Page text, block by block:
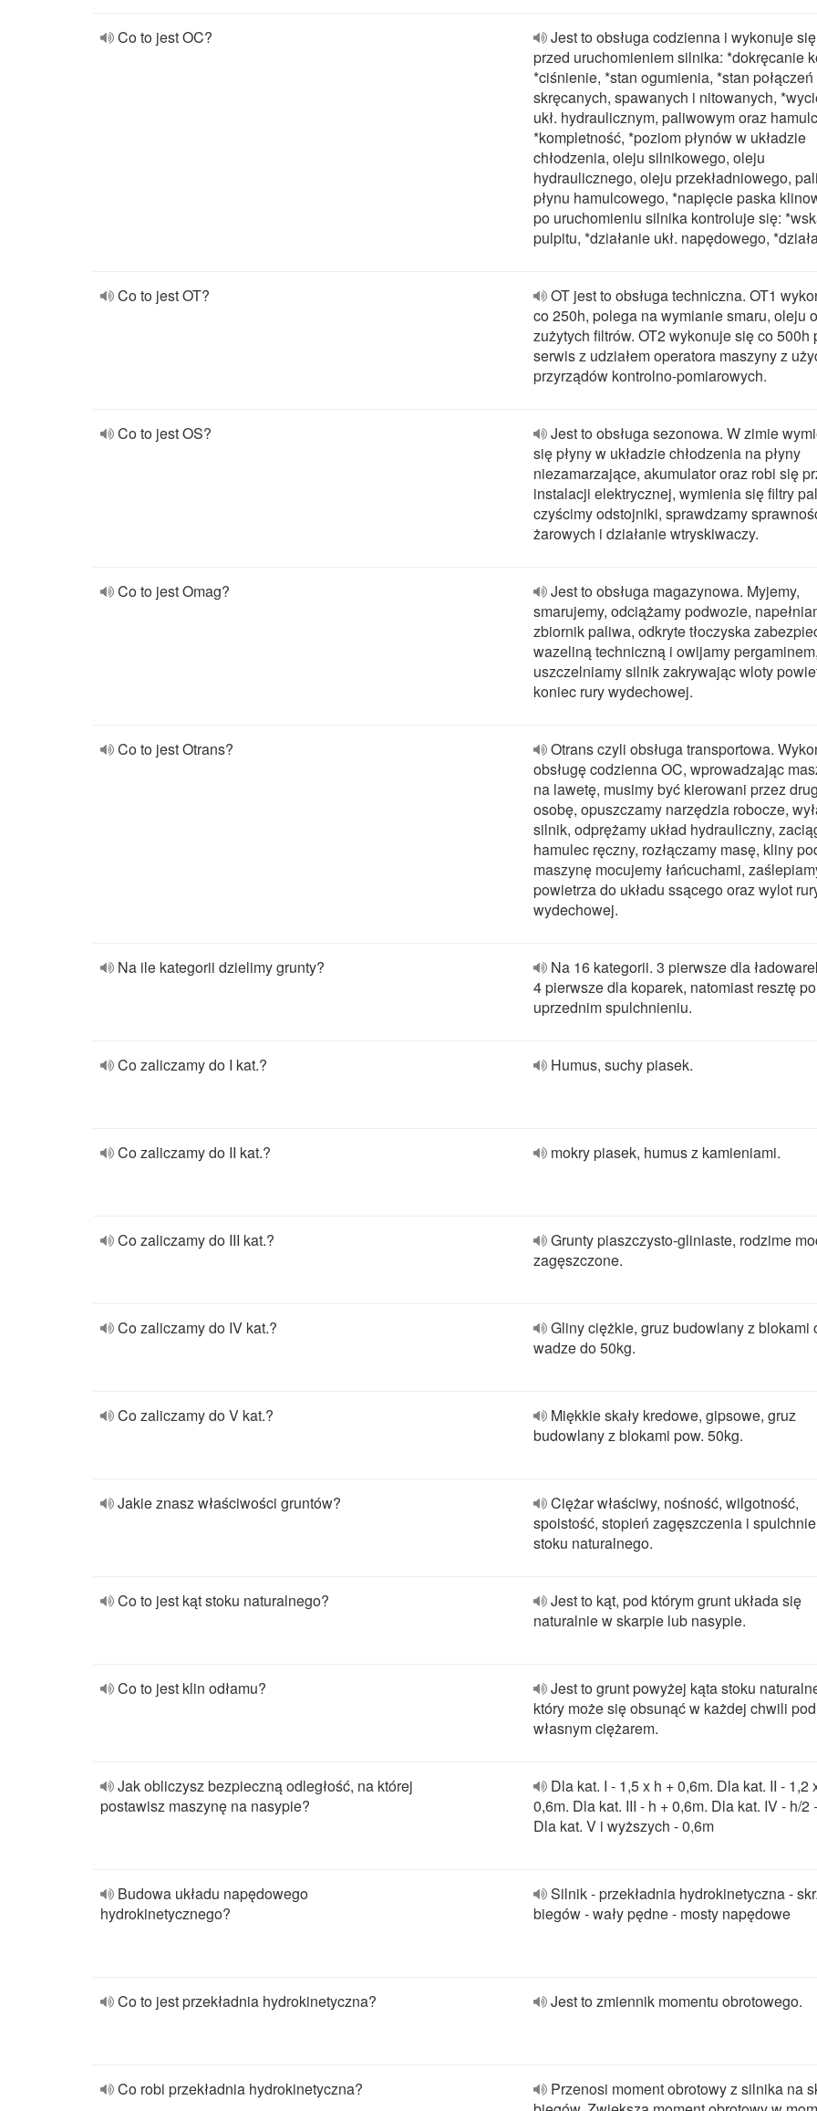
Co to jest OC?
Jest to obsługa codzienna i wykonuje
przed uruchomieniem silnika: *dokręcanie
*ciśnienie, *stan ogumienia, *stan połączeń
skręcanych, spawanych i nitowanych,
ukł. hydraulicznym, paliwowym oraz
*kompletność, *poziom płynów w układzie
chłodzenia, oleju silnikowego, oleju
hydraulicznego, oleju przekładniowego,
płynu hamulcowego, *napięcie paska
po uruchomieniu silnika kontroluje się:
pulpitu, *działanie ukł. napędowego,
Co to jest OT?
OT jest to obsługa techniczna. OT1
co 250h, polega na wymianie smaru, oleju
zużytych filtrów. OT2 wykonuje się co 500h
serwis z udziałem operatora maszyny z
przyrządów kontrolno-pomiarowych.
Co to jest OS?
Jest to obsługa sezonowa. W zimie
się płyny w układzie chłodzenia na płyny
niezamarzające, akumulator oraz robi się
instalacji elektrycznej, wymienia się filtry
czyścimy odstojniki, sprawdzamy
żarowych i działanie wtryskiwaczy.
Co to jest Omag?
Jest to obsługa magazynowa. Myjemy,
smarujemy, odciążamy podwozie,
zbiornik paliwa, odkryte tłoczyska
wazeliną techniczną i owijamy pergaminem,
uszczelniamy silnik zakrywając wloty
koniec rury wydechowej.
Co to jest Otrans?
Otrans czyli obsługa transportowa.
obsługę codzienna OC, wprowadzając
na lawetę, musimy być kierowani przez
osobę, opuszczamy narzędzia robocze,
silnik, odprężamy układ hydrauliczny,
hamulec ręczny, rozłączamy masę, kliny
maszynę mocujemy łańcuchami,
powietrza do układu ssącego oraz wylot
wydechowej.
Na ile kategorii dzielimy grunty?
Na 16 kategorii. 3 pierwsze dla
4 pierwsze dla koparek, natomiast resztę po
uprzednim spulchnieniu.
Co zaliczamy do I kat.? Humus, suchy piasek.
Co zaliczamy do II kat.? mokry piasek, humus z kamieniami.
Co zaliczamy do III kat.?
Grunty piaszczysto-gliniaste, rodzime
zagęszczone.
Co zaliczamy do IV kat.?
Gliny ciężkie, gruz budowlany z blokami
wadze do 50kg.
Co zaliczamy do V kat.?
Miękkie skały kredowe, gipsowe, gruz
budowlany z blokami pow. 50kg.
Jakie znasz właściwości gruntów?
Ciężar właściwy, nośność, wilgotność,
spoistość, stopień zagęszczenia i
stoku naturalnego.
Co to jest kąt stoku naturalnego?
Jest to kąt, pod którym grunt układa się
naturalnie w skarpie lub nasypie.
Co to jest klin odłamu?
Jest to grunt powyżej kąta stoku
który może się obsunąć w każdej chwili pod
własnym ciężarem.
Jak obliczysz bezpieczną odległość, na której
postawisz maszynę na nasypie?
Dla kat. I - 1,5 x h + 0,6m. Dla kat. II - 1,2
0,6m. Dla kat. III - h + 0,6m. Dla kat. IV - h/2
Dla kat. V i wyższych - 0,6m
Budowa układu napędowego
hydrokinetycznego?
Silnik - przekładnia hydrokinetyczna -
biegów - wały pędne - mosty napędowe
Co to jest przekładnia hydrokinetyczna? Jest to zmiennik momentu obrotowego.
Co robi przekładnia hydrokinetyczna?
Przenosi moment obrotowy z silnika na